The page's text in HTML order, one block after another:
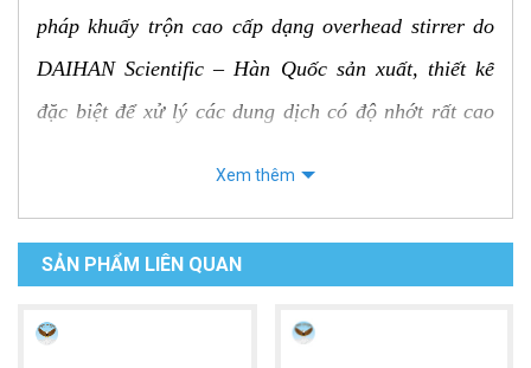
pháp khuấy trộn cao cấp dạng overhead stirrer do
DAIHAN Scientific – Hàn Quốc sản xuất, thiết kế
đặc biệt để xử lý các dung dịch có độ nhớt rất cao
cứu phát triển và sản xuất pilot trong ngành hoá
chất, dược phẩm, mỹ phẩm, thực phẩm và nhiều lĩnh
vực công nghiệp khác.
Xem thêm
SẢN PHẨM LIÊN QUAN